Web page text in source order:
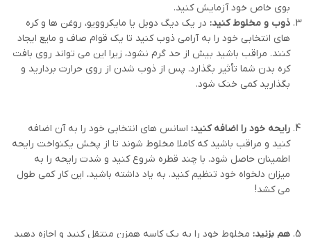
بوی خاص خود آزمایش کنید.
ذوب و مخلوط کنید: در یک دیگ دوبل یا مایکروویو، روغن ها و کره
های انتخابی خود را به آرامی ذوب کنید تا یک قوام صاف و مایع ایجاد
کنند. مراقب باشید بیش از حد گرم نشود، زیرا این می تواند روی بافت
کره بدن شما تأثیر بگذارد. پس از ذوب شدن از روی حرارت بردارید و
بگذارید کمی خنک شود.
رایحه خود را اضافه کنید: اسانس های انتخابی خود را به آن اضافه
کنید و مراقب باشید که کاملا مخلوط شوند تا از پخش یکنواخت رایحه
اطمینان حاصل شود. با چند قطره شروع کنید و شدت رایحه را به
میزان دلخواه خود تنظیم کنید. به یاد داشته باشید، این کار کمی طول
می کشد!
هم بزنید: مخلوط خود را به یک کاسه همزن منتقل کنید و اجازه دهید